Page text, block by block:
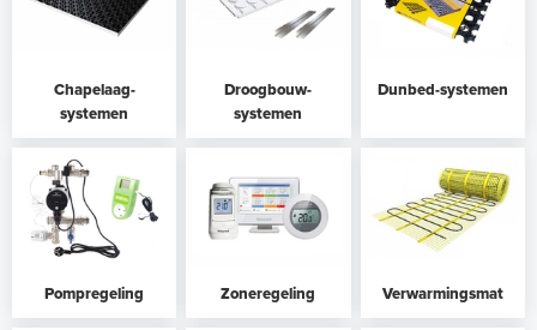
Chapelaag-
systemen
Droogbouw-
systemen
Dunbed-systemen
Pompregeling Zoneregeling Verwarmingsmat